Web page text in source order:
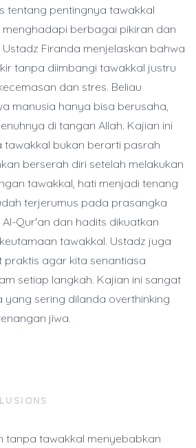
tentang pentingnya tawakkal
berbagai pikiran dan
Firanda menjelaskan bahwa
tanpa diimbangi tawakkal justru
dan stres. Beliau
manusia hanya bisa berusaha,
di tangan Allah. Kajian ini
tawakkal bukan berarti pasrah
berserah diri setelah melakukan
tawakkal, hati menjadi tenang
terjerumus pada prasangka
Qur'an dan hadits dikuatkan
tawakkal. Ustadz juga
praktis agar kita senantiasa
setiap langkah. Kajian ini sangat
yang sering dilanda overthinking
jiwa.
tanpa tawakkal menyebabkan